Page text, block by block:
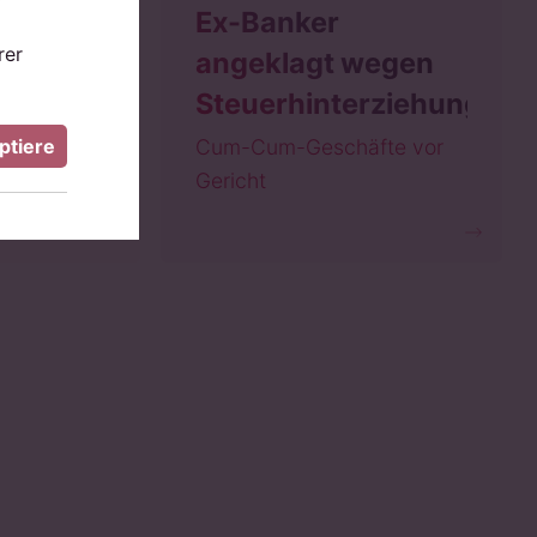
Ex-Banker
angeklagt wegen
Steuerhinterziehung
Cum-Cum-Geschäfte vor
Gericht